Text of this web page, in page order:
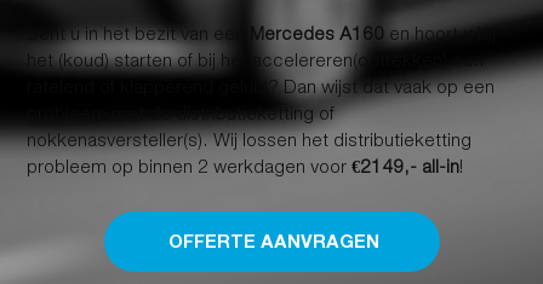
Bent u in het bezit van een Mercedes A160 en hoort u bij
het (koud) starten of bij het accelereren(optrekken) een
ratelend of klapperend geluid? Dan wijst dat vaak op een
probleem met de distributieketting of
nokkenasversteller(s). Wij lossen het distributieketting
probleem op binnen 2 werkdagen voor€2149,- all-in!
OFFERTE AANVRAGEN